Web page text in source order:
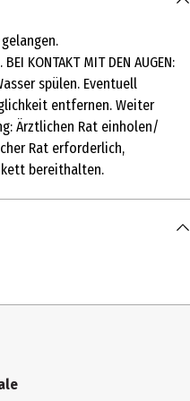
Enzyme.
Konservierungsstoffe
nicht mit feuchten Händen
Temperaturen spülen
KONTAKT MIT DEN AUGEN:
spülen. Eventuell
entfernen. Weiter
Ärztlichen Rat einholen/
Rat erforderlich,
bereithalten.